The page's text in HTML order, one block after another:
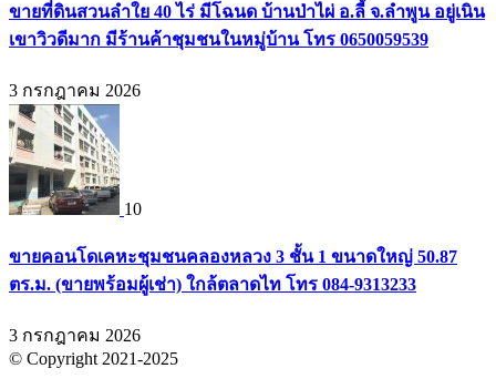
ขายที่ดินสวนลำใย 40 ไร่ มีโฉนด บ้านป่าไผ่ อ.ลี้ จ.ลำพูน อยู่เนิน
เขาวิวดีมาก มีร้านค้าชุมชนในหมู่บ้าน โทร 0650059539
3 กรกฎาคม 2026
10
ขายคอนโดเคหะชุมชนคลองหลวง 3 ชั้น 1 ขนาดใหญ่ 50.87
ตร.ม. (ขายพร้อมผู้เช่า) ใกล้ตลาดไท โทร 084-9313233
3 กรกฎาคม 2026
© Copyright 2021-2025